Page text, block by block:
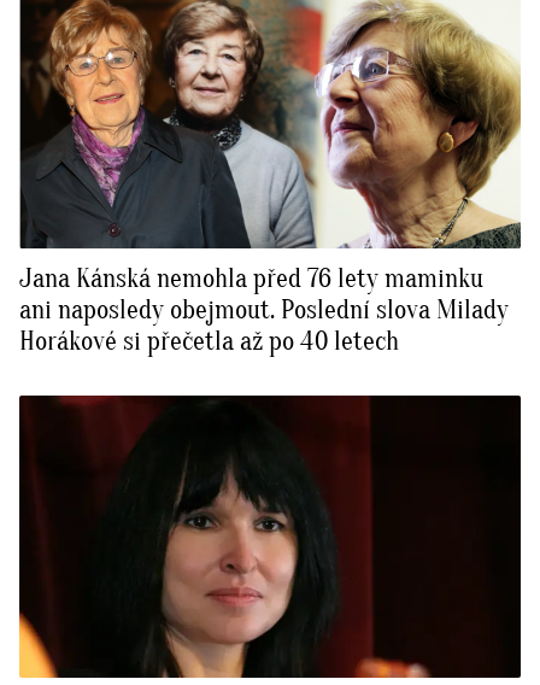
Jana Kánská nemohla před 76 lety maminku
ani naposledy obejmout. Poslední slova Milady
Horákové si přečetla až po 40 letech